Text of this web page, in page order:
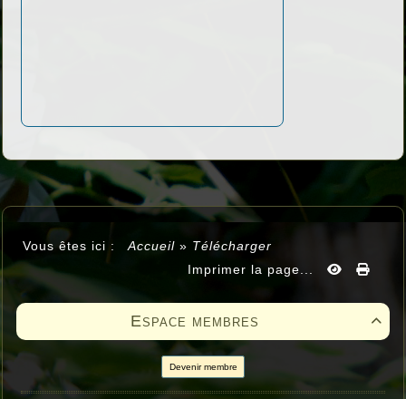
Vous êtes ici : Accueil » Télécharger
Imprimer la page...

Espace membres
Devenir membre